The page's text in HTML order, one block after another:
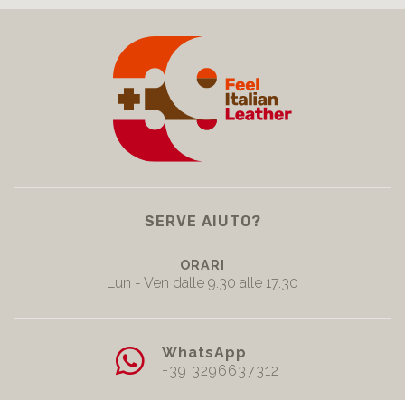
SERVE AIUTO?
ORARI
Lun - Ven dalle 9.30 alle 17.30
WhatsApp
+39 3296637312